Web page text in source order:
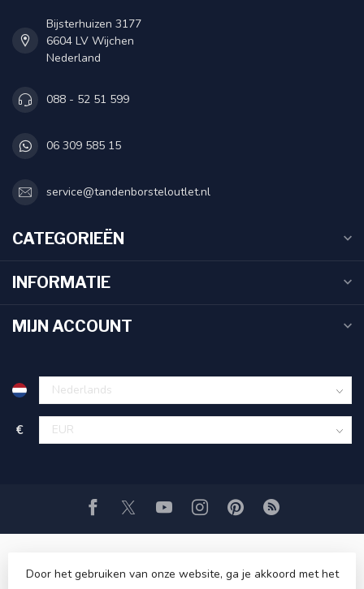
Bijsterhuizen 3177
6604 LV Wijchen
Nederland
088 - 52 51 599
06 309 585 15
service@tandenborsteloutlet.nl
CATEGORIEËN
INFORMATIE
MIJN ACCOUNT
€
Door het gebruiken van onze website, ga je akkoord met het